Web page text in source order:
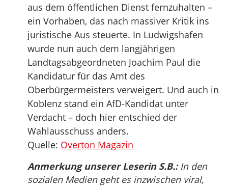
aus dem öffentlichen Dienst fernzuhalten –
ein Vorhaben, das nach massiver Kritik ins
juristische Aus steuerte. In Ludwigshafen
wurde nun auch dem langjährigen
Landtagsabgeordneten Joachim Paul die
Kandidatur für das Amt des
Oberbürgermeisters verweigert. Und auch in
Koblenz stand ein AfD-Kandidat unter
Verdacht – doch hier entschied der
Wahlausschuss anders.
Quelle: Overton Magazin
Anmerkung unserer Leserin S.B.:In den
sozialen Medien geht es inzwischen viral,